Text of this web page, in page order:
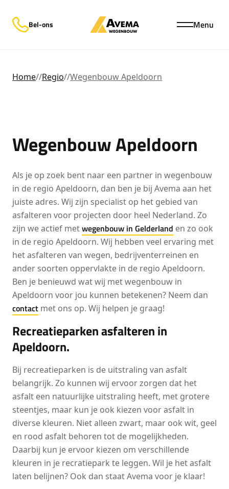
Bel-ons Menu
Home//Regio//Wegenbouw Apeldoorn
Wegenbouw Apeldoorn
Als je op zoek bent naar een partner in wegenbouw
in de regio Apeldoorn, dan ben je bij Avema aan het
juiste adres. Wij zijn specialist op het gebied van
asfalteren voor projecten door heel Nederland. Zo
zijn we actief metwegenbouw in Gelderland en zo ook
in de regio Apeldoorn. Wij hebben veel ervaring met
het asfalteren van wegen, bedrijventerreinen en
ander soorten oppervlakte in de regio Apeldoorn.
Ben je benieuwd wat wij met wegenbouw in
Apeldoorn voor jou kunnen betekenen? Neem dan
contact met ons op. Wij helpen je graag!
Recreatieparken asfalteren in
Apeldoorn.
Bij recreatieparken is de uitstraling van asfalt
belangrijk. Zo kunnen wij ervoor zorgen dat het
asfalt een natuurlijke uitstraling heeft, met grotere
steentjes, maar kun je ook kiezen voor asfalt in
diverse kleuren. Niet alleen zwart, maar ook wit, geel
en rood asfalt behoren tot de mogelijkheden.
Daarbij kun je ervoor kiezen om verschillende
kleuren in je recratiepark te leggen. Wil je het asfalt
laten belijnen? Ook dan staat Avema voor je klaar!